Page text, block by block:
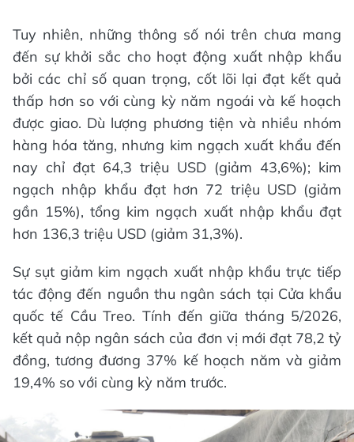
Tuy nhiên, những thông số nói trên chưa mang
đến sự khởi sắc cho hoạt động xuất nhập khẩu
bởi các chỉ số quan trọng, cốt lõi lại đạt kết quả
thấp hơn so với cùng kỳ năm ngoái và kế hoạch
được giao. Dù lượng phương tiện và nhiều nhóm
hàng hóa tăng, nhưng kim ngạch xuất khẩu đến
nay chỉ đạt 64,3 triệu USD (giảm 43,6%); kim
ngạch nhập khẩu đạt hơn 72 triệu USD (giảm
gần 15%), tổng kim ngạch xuất nhập khẩu đạt
hơn 136,3 triệu USD (giảm 31,3%).
Sự sụt giảm kim ngạch xuất nhập khẩu trực tiếp
tác động đến nguồn thu ngân sách tại Cửa khẩu
quốc tế Cầu Treo. Tính đến giữa tháng 5/2026,
kết quả nộp ngân sách của đơn vị mới đạt 78,2 tỷ
đồng, tương đương 37% kế hoạch năm và giảm
19,4% so với cùng kỳ năm trước.